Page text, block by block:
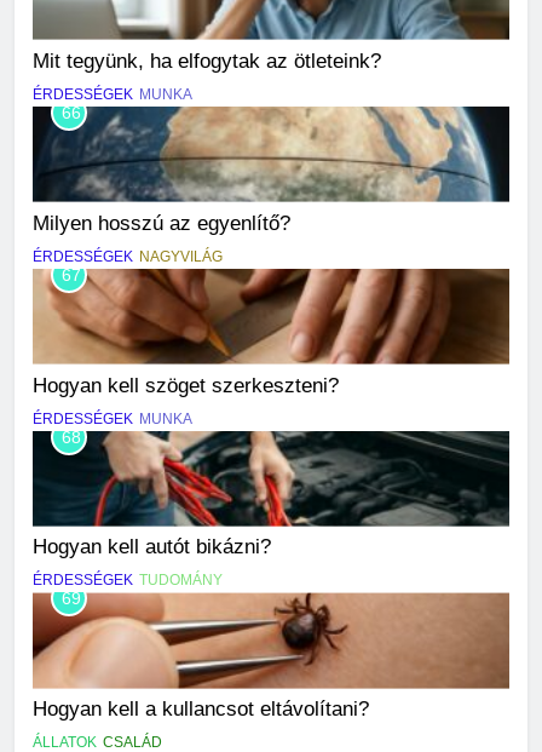
Mit tegyünk, ha elfogytak az ötleteink?
ÉRDESSÉGEK MUNKA
66
Milyen hosszú az egyenlítő?
ÉRDESSÉGEK NAGYVILÁG
67
Hogyan kell szöget szerkeszteni?
ÉRDESSÉGEK MUNKA
68
Hogyan kell autót bikázni?
ÉRDESSÉGEK TUDOMÁNY
69
Hogyan kell a kullancsot eltávolítani?
ÁLLATOK CSALÁD